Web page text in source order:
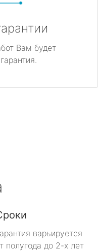
Вам будет
варьируется
полугода до 2-х лет